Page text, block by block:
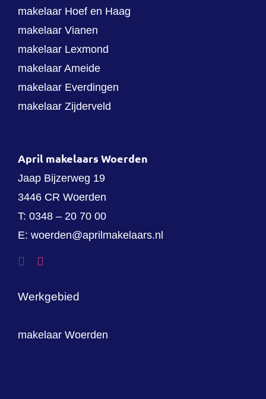
makelaar Hoef en Haag
makelaar Vianen
makelaar Lexmond
makelaar Ameide
makelaar Everdingen
makelaar Zijderveld
April makelaars Woerden
Jaap Bijzerweg 19
3446 CR Woerden
T: 0348 – 20 70 00
E: woerden@aprilmakelaars.nl
Werkgebied
makelaar Woerden